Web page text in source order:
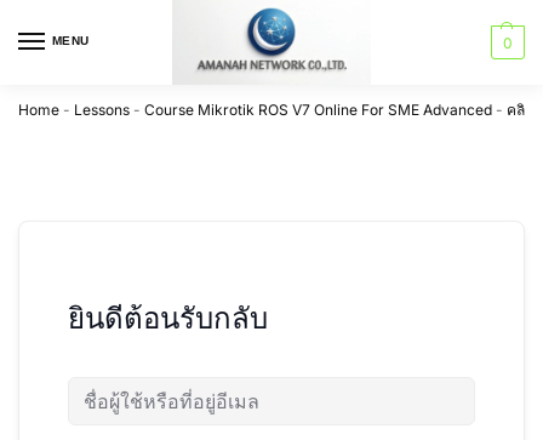
MENU 0
Home - Lessons - Course Mikrotik ROS V7 Online For SME Advanced - คลิป
ยินดีต้อนรับกลับ